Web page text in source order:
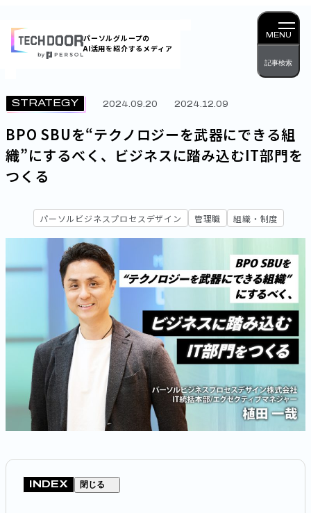
容
を
キッ
プ
パーソルグループの
AI活用を紹介するメディア
MENU
記事検索
STRATEGY 2024.09.20 2024.12.09
BPO SBUを“テクノロジーを武器にできる組
織”にするべく、ビジネスに踏み込むIT部門を
つくる
パーソルビジネスプロセスデザイン 管理職 組織・制度
INDEX 閉じる